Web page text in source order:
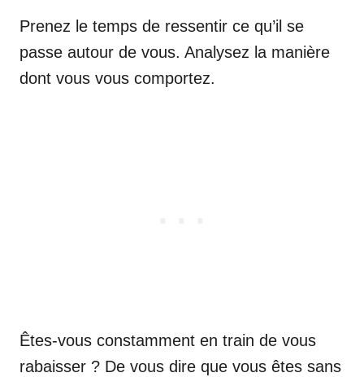
Prenez le temps de ressentir ce qu’il se
passe autour de vous. Analysez la manière
dont vous vous comportez.
Êtes-vous constamment en train de vous
rabaisser ? De vous dire que vous êtes sans